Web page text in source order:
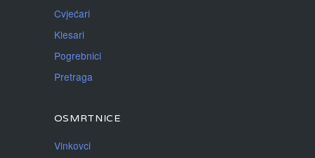
Cvjećari
Klesari
Pogrebnici
Pretraga
OSMRTNICE
Vinkovci